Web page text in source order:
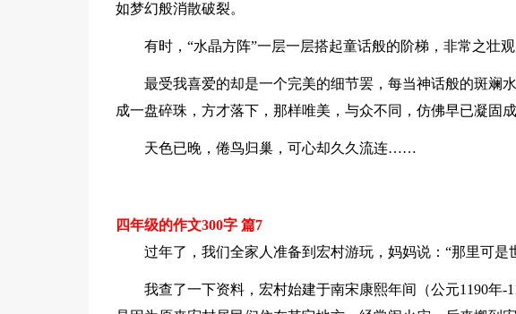
如梦幻般消散破裂。
有时，“水晶方阵”一层一层搭起童话般的阶梯，非常之壮
最受我喜爱的却是一个完美的细节罢，每当神话般的斑斓
成一盘碎珠，方才落下，那样唯美，与众不同，仿佛早已凝固成
天色已晚，倦鸟归巢，可心却久久流连……
四年级的作文300字 篇7
过年了，我们全家人准备到宏村游玩，妈妈说：“那里可是
我查了一下资料，宏村始建于南宋康熙年间（公元1190年-